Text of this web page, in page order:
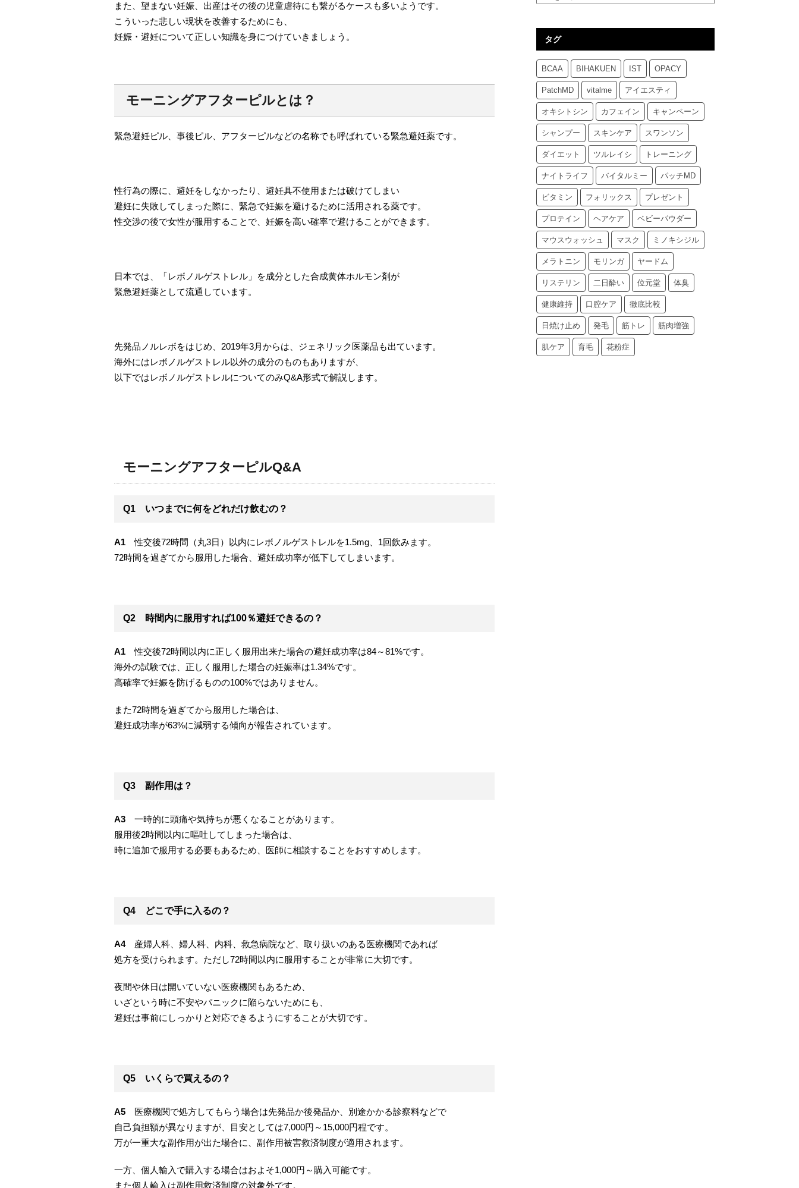
また、望まない妊娠、出産はその後の児童虐待にも繋がるケースも多いようです。
こういった悲しい現状を改善するためにも、
妊娠・避妊について正しい知識を身につけていきましょう。
モーニングアフターピルとは？
緊急避妊ピル、事後ピル、アフターピルなどの名称でも呼ばれている緊急避妊薬です。
性行為の際に、避妊をしなかったり、避妊具不使用または破けてしまい
避妊に失敗してしまった際に、緊急で妊娠を避けるために活用される薬です。
性交渉の後で女性が服用することで、妊娠を高い確率で避けることができます。
日本では、「レボノルゲストレル」を成分とした合成黄体ホルモン剤が
緊急避妊薬として流通しています。
先発品ノルレボをはじめ、2019年3月からは、ジェネリック医薬品も出ています。
海外にはレボノルゲストレル以外の成分のものもありますが、
以下ではレボノルゲストレルについてのみQ&A形式で解説します。
モーニングアフターピルQ&A
Q1 いつまでに何をどれだけ飲むの？
A1 性交後72時間（丸3日）以内にレボノルゲストレルを1.5mg、1回飲みます。
72時間を過ぎてから服用した場合、避妊成功率が低下してしまいます。
Q2 時間内に服用すれば100％避妊できるの？
A1 性交後72時間以内に正しく服用出来た場合の避妊成功率は84～81%です。
海外の試験では、正しく服用した場合の妊娠率は1.34%です。
高確率で妊娠を防げるものの100%ではありません。
また72時間を過ぎてから服用した場合は、
避妊成功率が63%に減弱する傾向が報告されています。
Q3 副作用は？
A3 一時的に頭痛や気持ちが悪くなることがあります。
服用後2時間以内に嘔吐してしまった場合は、
時に追加で服用する必要もあるため、医師に相談することをおすすめします。
Q4 どこで手に入るの？
A4産婦人科、婦人科、内科、救急病院など、取り扱いのある医療機関であれば
処方を受けられます。ただし72時間以内に服用することが非常に大切です。
夜間や休日は開いていない医療機関もあるため、
いざという時に不安やパニックに陥らないためにも、
避妊は事前にしっかりと対応できるようにすることが大切です。
Q5 いくらで買えるの？
A5 医療機関で処方してもらう場合は先発品か後発品か、別途かかる診察料などで
自己負担額が異なりますが、目安としては7,000円～15,000円程です。
万が一重大な副作用が出た場合に、副作用被害救済制度が適用されます。
一方、個人輸入で購入する場合はおよそ1,000円～購入可能です。
また個人輸入は副作用救済制度の対象外です。
タグ
BCAA BIHAKUEN IST OPACY
PatchMD vitalme アイエスティ
オキシトシン カフェイン キャンペーン
シャンプー スキンケア スワンソン
ダイエット ツルレイシ トレーニング
ナイトライフ バイタルミー パッチMD
ビタミン フォリックス プレゼント
プロテイン ヘアケア ベビーパウダー
マウスウォッシュ マスク ミノキシジル
メラトニン モリンガ ヤードム
リステリン 二日酔い 位元堂 体臭
健康維持 口腔ケア 徹底比較
日焼け止め 発毛 筋トレ 筋肉増強
肌ケア 育毛 花粉症